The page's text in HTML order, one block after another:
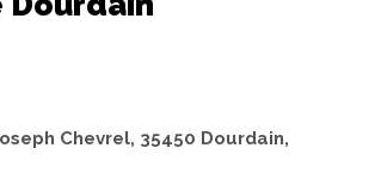
Chevrel, 35450 Dourdain,